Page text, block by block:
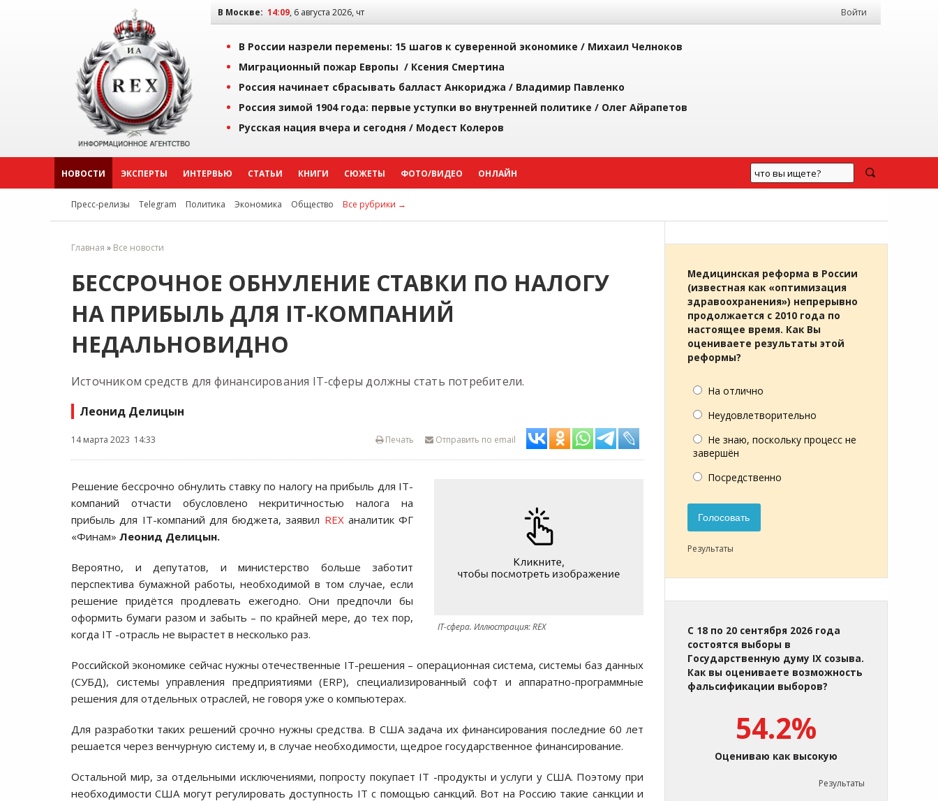
В Москве: 14:09, 6 августа 2026, чт Войти
В России назрели перемены: 15 шагов к суверенной экономике / Михаил Челноков
Миграционный пожар Европы / Ксения Смертина
Россия начинает сбрасывать балласт Анкориджа / Владимир Павленко
Россия зимой 1904 года: первые уступки во внутренней политике / Олег Айрапетов
Русская нация вчера и сегодня / Модест Колеров
НОВОСТИ ЭКСПЕРТЫ ИНТЕРВЬЮ СТАТЬИ КНИГИ СЮЖЕТЫ ФОТО/ВИДЕО ОНЛАЙН
Пресс-релизы Telegram Политика Экономика Общество Все рубрики →
Главная » Все новости
БЕССРОЧНОЕ ОБНУЛЕНИЕ СТАВКИ ПО НАЛОГУ
НА ПРИБЫЛЬ ДЛЯ IT-КОМПАНИЙ
НЕДАЛЬНОВИДНО
Источником средств для финансирования IT-сферы должны стать потребители.
Леонид Делицын
14 марта 2023 14:33 Отправить по email
Печать
IT-сфера. Иллюстрация: REX
Решение бессрочно обнулить ставку по налогу на прибыль для IT-
компаний отчасти обусловлено некритичностью налога на
прибыль для IT-компаний для бюджета, заявил REXаналитик ФГ
«Финам» Леонид Делицын.
Вероятно, и депутатов, и министерство больше заботит
перспектива бумажной работы, необходимой в том случае, если
решение придётся продлевать ежегодно. Они предпочли бы
оформить бумаги разом и забыть – по крайней мере, до тех пор,
когда IT -отрасль не вырастет в несколько раз.
Российской экономике сейчас нужны отечественные IT-решения – операционная система, системы баз данных
(СУБД), системы управления предприятиями (ERP), специализированный софт и аппаратно-программные
решения для отдельных отраслей, не говоря уже о компьютерах.
Для разработки таких решений срочно нужны средства. В США задача их финансирования последние 60 лет
решается через венчурную систему и, в случае необходимости, щедрое государственное финансирование.
Остальной мир, за отдельными исключениями, попросту покупает IT -продукты и услуги у США. Поэтому при
необходимости США могут регулировать доступность IT с помощью санкций. Вот на Россию такие санкции и
Медицинская реформа в России
(известная как «оптимизация
здравоохранения») непрерывно
продолжается с 2010 года по
настоящее время. Как Вы
оцениваете результаты этой
реформы?
На отлично
Неудовлетворительно
Не знаю, поскольку процесс не
завершён
Посредственно
Голосовать
Результаты
С 18 по 20 сентября 2026 года
состоятся выборы в
Государственную думу IX созыва.
Как вы оцениваете возможность
фальсификации выборов?
54.2%
Оцениваю как высокую
Результаты